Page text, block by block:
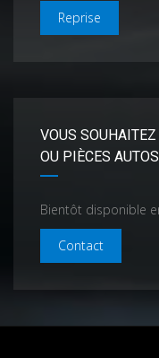
Reprise
VOUS
OU PIÈCES AUTOS
Bientôt disponible
Contact